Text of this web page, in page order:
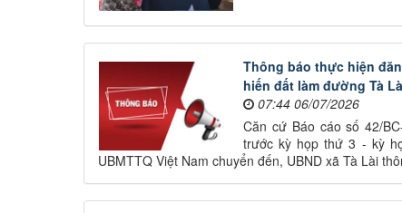
Thông báo thực hiện
hiến đất làm đường Tà
07:44 06/07/2026
Căn cứ Báo cáo số 42/
trước kỳ họp thứ 3 - kỳ
UBMTTQ Việt Nam chuyển đến, UBND xã Tà Lài